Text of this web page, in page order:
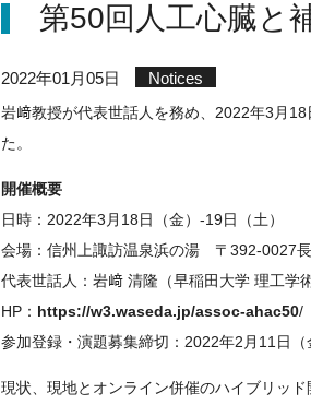
第50回人工心臓と
2022年01月05日 Notices
岩﨑教授が代表世話人を務め、2022年3月
た。
開催概要
日時：2022年3月18日（金）-19日（土）
会場：信州上諏訪温泉浜の湯 〒392-0027
代表世話人：岩﨑 清隆（早稲田大学 理工学
HP： https://w3.waseda.jp/assoc-ahac50/
参加登録・演題募集締切：2022年2月11日（
現状、現地とオンライン併催のハイブリッ